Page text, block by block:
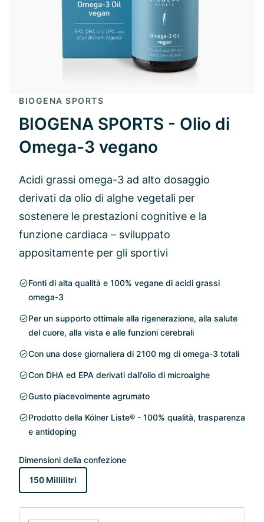
BIOGENA SPORTS
BIOGENA SPORTS - Olio di
Omega-3 vegano
Acidi grassi omega-3 ad alto dosaggio
derivati da olio di alghe vegetali per
sostenere le prestazioni cognitive e la
funzione cardiaca – sviluppato
appositamente per gli sportivi
Fonti di alta qualità e 100% vegane di acidi grassi
omega-3
Per un supporto ottimale alla rigenerazione, alla salute
del cuore, alla vista e alle funzioni cerebrali
Con una dose giornaliera di 2100 mg di omega-3 totali
Con DHA ed EPA derivati dall'olio di microalghe
Gusto piacevolmente agrumato
Prodotto della Kölner Liste® - 100% qualità, trasparenza
e antidoping
Dimensioni della confezione
150 Millilitri